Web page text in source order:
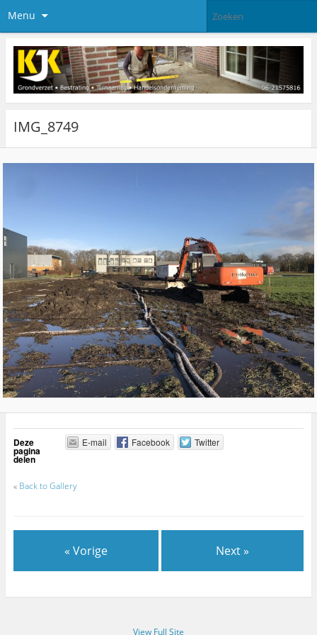
Menu
IMG_8749
Deze
pagina
delen
E-mail Facebook Twitter
« Back to Gallery
« Vorige Next »
View Full Site